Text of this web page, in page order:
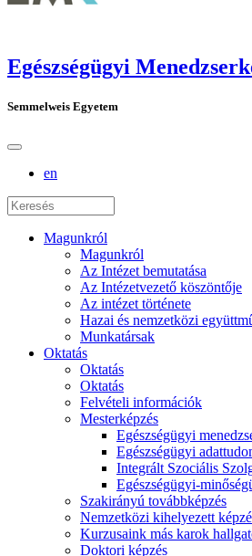
Egészségügyi
Semmelweis Egyetem
en
Magunkról
Magunkról
Az Intézet bemutatása
Az Intézetvezető köszöntője
Az intézet története
Hazai és nemzetközi
Munkatársak
Oktatás
Oktatás
Oktatás
Felvételi információk
Mesterképzés
Egészségügyi
Egészségügyi
Integrált Szociális
Egészségügyi-
Szakirányú továbbképzés
Nemzetközi kihelyezett
Kurzusaink más karok
Doktori képzés